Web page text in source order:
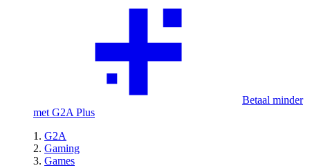
Betaal minder
met G2A Plus
G2A
Gaming
Games